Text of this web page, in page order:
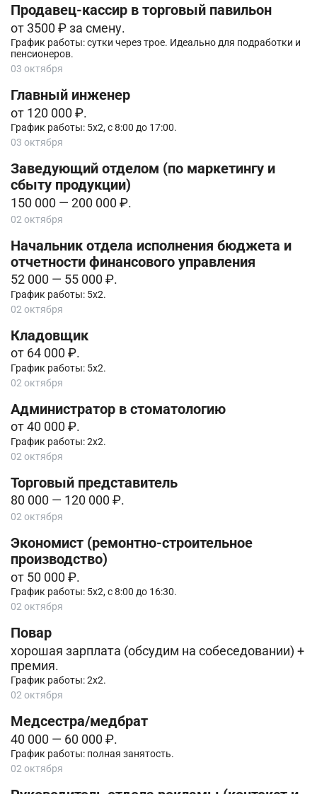
Продавец-кассир в торговый павильон
от 3500 ₽ за смену.
График работы: сутки через трое. Идеально для подработки и
пенсионеров.
03 октября
Главный инженер
от 120 000 ₽.
График работы: 5х2, с 8:00 до 17:00.
03 октября
Заведующий отделом (по маркетингу и
сбыту продукции)
150 000 — 200 000 ₽.
02 октября
Начальник отдела исполнения бюджета и
отчетности финансового управления
52 000 — 55 000 ₽.
График работы: 5х2.
02 октября
Кладовщик
от 64 000 ₽.
График работы: 5х2.
02 октября
Администратор в стоматологию
от 40 000 ₽.
График работы: 2х2.
02 октября
Торговый представитель
80 000 — 120 000 ₽.
02 октября
Экономист (ремонтно-строительное
производство)
от 50 000 ₽.
График работы: 5х2, с 8:00 до 16:30.
02 октября
Повар
хорошая зарплата (обсудим на собеседовании) +
премия.
График работы: 2х2.
02 октября
Медсестра/медбрат
40 000 — 60 000 ₽.
График работы: полная занятость.
02 октября